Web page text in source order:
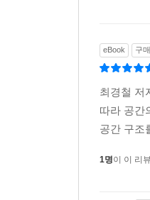
eBook 구매
최경철 저
따라 공간
공간 구조
1명이 이 리